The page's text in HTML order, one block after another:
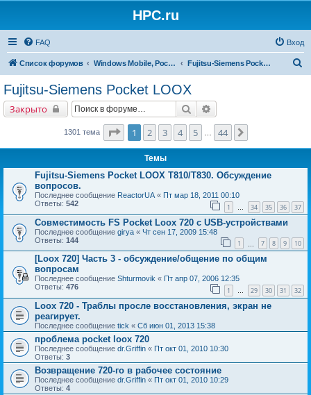
HPC.ru
FAQ Вход
Список форумов Windows Mobile, Pocket PC, MS Smartphone Fujitsu-Siemens Pocket LOOX
Fujitsu-Siemens Pocket LOOX
Закрыто Поиск
1301 тема Страница1 из
1 2 3 4 5 44
Темы
Fujitsu-Siemens Pocket LOOX T810/T830. Обсуждение
вопросов.
Последнее сообщение ReactorUA « Пт мар 18, 2011 00:10
Ответы: 542 1 … 34 35 36 37
Совместимость FS Pocket Loox 720 с USB-устройствами
Последнее сообщение girya « Чт сен 17, 2009 15:48
Ответы: 144 1 7 8 9 10
[Loox 720] Часть 3 - обсуждение/общение по общим
вопросам
Последнее сообщение Shturmovik « Пт апр 07, 2006 12:35
Ответы: 476 1 … 29 30 31 32
Loox 720 - Траблы просле восстановления, экран не
реагирует.
Последнее сообщение tick « Сб июн 01, 2013 15:38
проблема pocket loox 720
Последнее сообщение dr.Griffin « Пт окт 01, 2010 10:30
Ответы: 3
Возвращение 720-го в рабочее состояние
Последнее сообщение dr.Griffin « Пт окт 01, 2010 10:29
Ответы: 4